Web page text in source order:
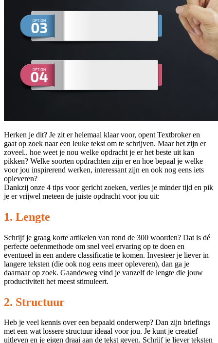
Herken je dit? Je zit er helemaal klaar voor, opent Textbroker en
gaat op zoek naar een leuke tekst om te schrijven. Maar het zijn er
zoveel.. hoe weet je nou welke opdracht je er het beste uit kan
pikken? Welke soorten opdrachten zijn er en hoe bepaal je welke
voor jou inspirerend werken, interessant zijn en ook nog eens iets
opleveren?
Dankzij onze 4 tips voor gericht zoeken, verlies je minder tijd en pik
je er vrijwel meteen de juiste opdracht voor jou uit:
1. Lengte
Schrijf je graag korte artikelen van rond de 300 woorden? Dat is dé
perfecte oefenmethode om snel veel ervaring op te doen en
eventueel in een andere classificatie te komen. Investeer je liever in
langere teksten (die ook nog eens meer opleveren), dan ga je
daarnaar op zoek. Gaandeweg vind je vanzelf de lengte die jouw
productiviteit het meest stimuleert.
2. Structuur
Heb je veel kennis over een bepaald onderwerp? Dan zijn briefings
met een wat lossere structuur ideaal voor jou. Je kunt je creatief
uitleven en je eigen draai aan de tekst geven. Schrijf je liever teksten